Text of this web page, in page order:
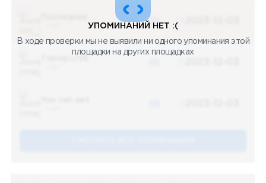
48
УПОМИНАНИЙ НЕТ :(
В ходе проверки мы не выявили ни одного упоминания этой
площадки на других площадках